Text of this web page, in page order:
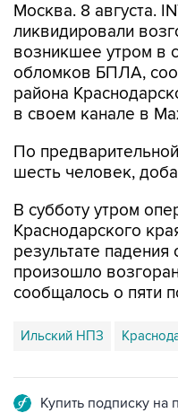
Москва. 8 августа.
ликвидировали
возникшее утром в
обломков БПЛА,
района
в своем канале в
По
шесть человек,
В субботу утром
Краснодарского
результате
произошло
сообщалось о пяти
Ильский НПЗ
Купить подписку